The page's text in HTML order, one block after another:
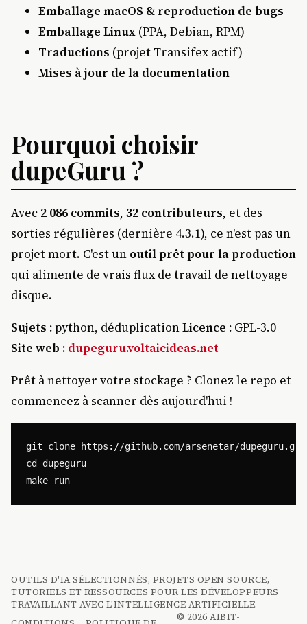
Emballage macOS & reproduction de bugs
Emballage Linux (PPA, Debian, RPM)
Traductions (projet Transifex actif)
Mises à jour de la documentation
Pourquoi choisir
dupeGuru ?
Avec 2 086 commits, 32 contributeurs, et des
sorties régulières (dernière 4.3.1), ce n'est pas un
projet mort. C'est un outil prêt pour la production
qui alimente de vrais flux de travail de nettoyage
disque.
Sujets :python, déduplicationLicence : GPL-3.0
Site web : dupeguru.voltaicideas.net
Prêt à nettoyer votre stockage ? Clonez le repo et
commencez à scanner dès aujourd'hui !
git clone https://github.com/arsenetar/dupeguru.git
cd dupeguru
OUTILS D'IA SÉLECTIONNÉS, PROJETS OPEN SOURCE,
TUTORIELS ET RESSOURCES POUR LES DÉVELOPPEURS
TRAVAILLANT AVEC L'INTELLIGENCE ARTIFICIELLE.
© 2026 AIBIT-